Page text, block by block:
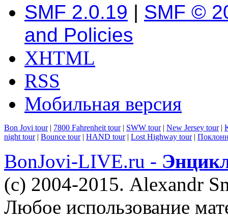
SMF 2.0.19 | SMF ©
and Policies
XHTML
RSS
Мобильная версия
Bon Jovi tour| 7800 Fahrenheit tour| SWW tour| New Jersey tour|
night tour| Bounce tour| HAND tour| Lost Highway tour|
BonJovi-LIVE.ru -
(c) 2004-2015. Alexandr
Любое использование